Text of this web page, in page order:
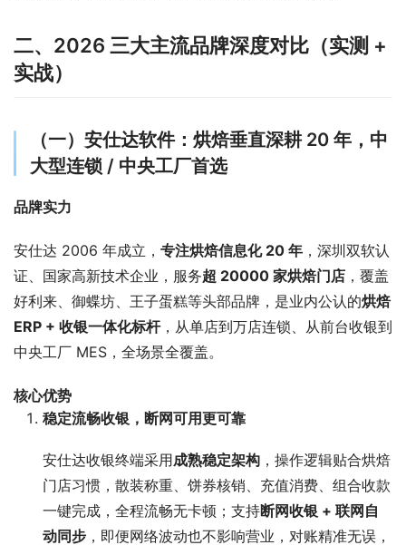
二、2026 三大主流品牌深度对比（实测 +
实战）
（一）安仕达软件：烘焙垂直深耕 20 年，中
大型连锁 / 中央工厂首选
品牌实力
安仕达 2006 年成立， 专注烘焙信息化 20 年 ，深圳双软认
证、国家高新技术企业，服务超 20000 家烘焙门店 ，覆盖
好利来、御蝶坊、王子蛋糕等头部品牌，是业内公认的烘焙
ERP + 收银一体化标杆，从单店到万店连锁、从前台收银到
中央工厂 MES，全场景全覆盖。
核心优势
稳定流畅收银，断网可用更可靠
安仕达收银终端采用成熟稳定架构 ，操作逻辑贴合烘焙
门店习惯，散装称重、饼券核销、充值消费、组合收款
一键完成，全程流畅无卡顿；支持断网收银 + 联网自
动同步 ，即便网络波动也不影响营业，对账精准无误，